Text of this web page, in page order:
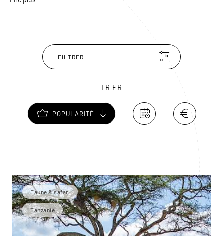
qui raviront les amateurs d’ornithologie.
FILTRER
TRIER
POPULARITÉ
Faune & safari
Tanzanie